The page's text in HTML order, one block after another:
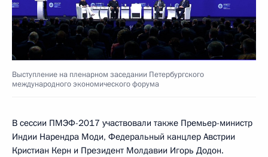
Выступление на пленарном заседании Петербургского
международного экономического форума
В сессии ПМЭФ-2017 участвовали также Премьер-министр
Индии Нарендра Моди, Федеральный канцлер Австрии
Кристиан Керн и Президент Молдавии Игорь Додон.